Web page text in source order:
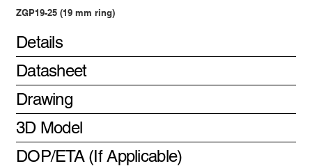
ZGP19-25 (19 mm ring)
Details
Datasheet
Drawing
3D Model
DOP/ETA (If Applicable)